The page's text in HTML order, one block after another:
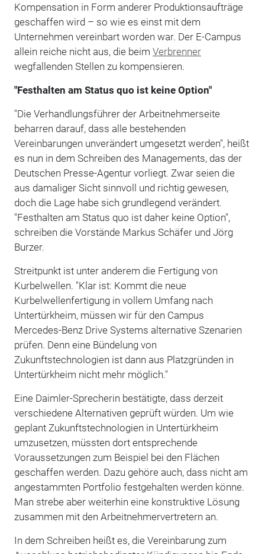
Kompensation in Form anderer Produktionsaufträge
geschaffen wird – so wie es einst mit dem
Unternehmen vereinbart worden war. Der E-Campus
allein reiche nicht aus, die beim Verbrenner
wegfallenden Stellen zu kompensieren.
"Festhalten am Status quo ist keine Option"
"Die Verhandlungsführer der Arbeitnehmerseite
beharren darauf, dass alle bestehenden
Vereinbarungen unverändert umgesetzt werden", heißt
es nun in dem Schreiben des Managements, das der
Deutschen Presse-Agentur vorliegt. Zwar seien die
aus damaliger Sicht sinnvoll und richtig gewesen,
doch die Lage habe sich grundlegend verändert.
"Festhalten am Status quo ist daher keine Option",
schreiben die Vorstände Markus Schäfer und Jörg
Burzer.
Streitpunkt ist unter anderem die Fertigung von
Kurbelwellen. "Klar ist: Kommt die neue
Kurbelwellenfertigung in vollem Umfang nach
Untertürkheim, müssen wir für den Campus
Mercedes-Benz Drive Systems alternative Szenarien
prüfen. Denn eine Bündelung von
Zukunftstechnologien ist dann aus Platzgründen in
Untertürkheim nicht mehr möglich."
Eine Daimler-Sprecherin bestätigte, dass derzeit
verschiedene Alternativen geprüft würden. Um wie
geplant Zukunftstechnologien in Untertürkheim
umzusetzen, müssten dort entsprechende
Voraussetzungen zum Beispiel bei den Flächen
geschaffen werden. Dazu gehöre auch, dass nicht am
angestammten Portfolio festgehalten werden könne.
Man strebe aber weiterhin eine konstruktive Lösung
zusammen mit den Arbeitnehmervertretern an.
In dem Schreiben heißt es, die Vereinbarung zum